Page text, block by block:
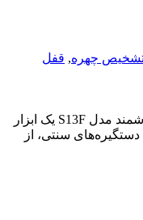
چهره, قفل
دستگیره هوشمند مدل S13F دستگیره هوشمند مدل S13F یک ابزار
سنتی، از